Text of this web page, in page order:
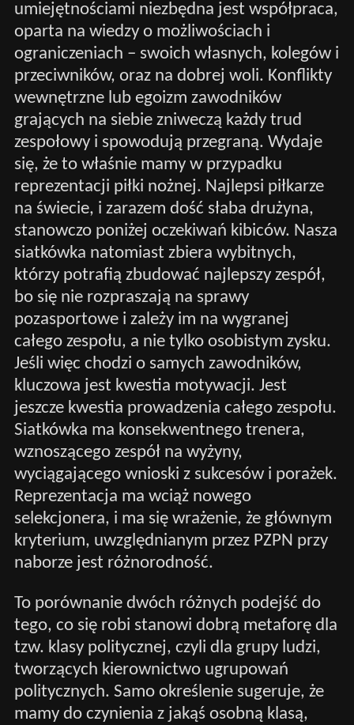
umiejętnościami niezbędna jest współpraca,
oparta na wiedzy o możliwościach i
ograniczeniach – swoich własnych, kolegów i
przeciwników, oraz na dobrej woli. Konflikty
wewnętrzne lub egoizm zawodników
grających na siebie zniweczą każdy trud
zespołowy i spowodują przegraną. Wydaje
się, że to właśnie mamy w przypadku
reprezentacji piłki nożnej. Najlepsi piłkarze
na świecie, i zarazem dość słaba drużyna,
stanowczo poniżej oczekiwań kibiców. Nasza
siatkówka natomiast zbiera wybitnych,
którzy potrafią zbudować najlepszy zespół,
bo się nie rozpraszają na sprawy
pozasportowe i zależy im na wygranej
całego zespołu, a nie tylko osobistym zysku.
Jeśli więc chodzi o samych zawodników,
kluczowa jest kwestia motywacji. Jest
jeszcze kwestia prowadzenia całego zespołu.
Siatkówka ma konsekwentnego trenera,
wznoszącego zespół na wyżyny,
wyciągającego wnioski z sukcesów i porażek.
Reprezentacja ma wciąż nowego
selekcjonera, i ma się wrażenie, że głównym
kryterium, uwzględnianym przez PZPN przy
naborze jest różnorodność.
To porównanie dwóch różnych podejść do
tego, co się robi stanowi dobrą metaforę dla
tzw. klasy politycznej, czyli dla grupy ludzi,
tworzących kierownictwo ugrupowań
politycznych. Samo określenie sugeruje, że
mamy do czynienia z jakąś osobną klasą,